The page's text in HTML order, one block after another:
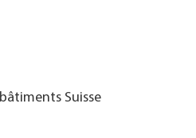
Suisse